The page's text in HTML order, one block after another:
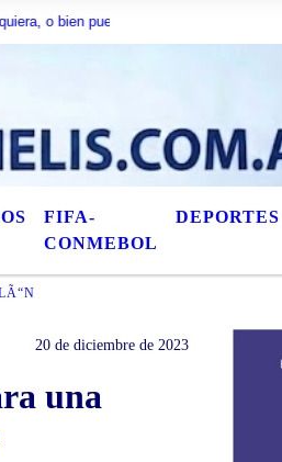
puede mostrar los Ãºltimos tÃ­tulos
FIFA-
CONMEBOL
DEPORTES
20 de diciembre de 2023
una